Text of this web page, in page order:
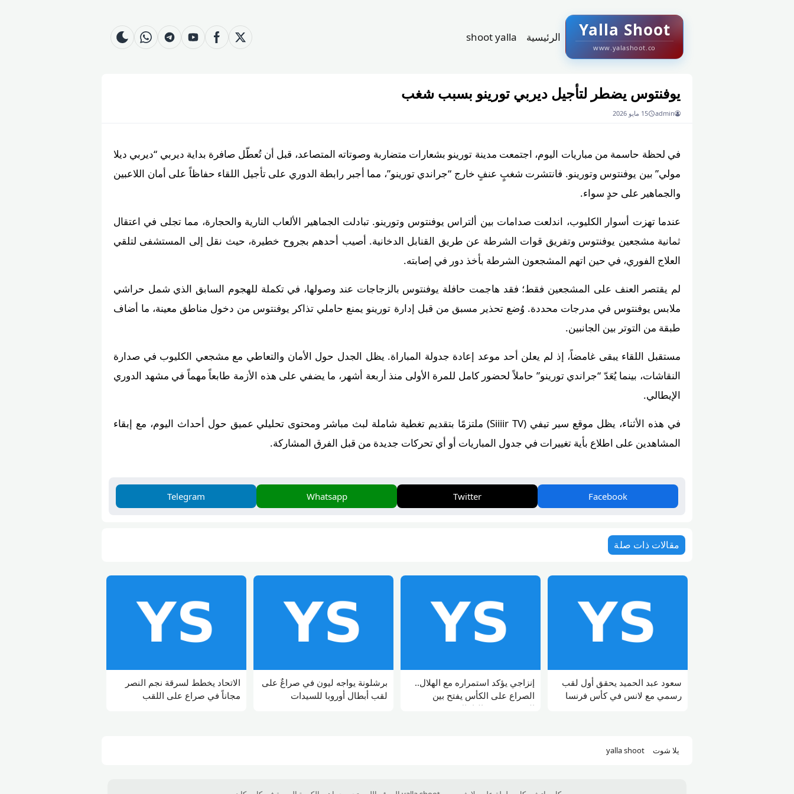
Yalla Shoot
www.yalashoot.co
الرئيسية shoot yalla
twitter
facebook
youtube
telegram
whatsapp
skin
يوفنتوس يضطر لتأجيل ديربي تورينو بسبب شغب
admin 15 مايو 2026
في لحظة حاسمة من مباريات اليوم، اجتمعت مدينة تورينو بشعارات متضاربة وصوتاته المتصاعد، قبل أن تُعطّل صافرة بداية ديربي “ديربي ديلا
مولي” بين يوفنتوس وتورينو. فانتشرت شغبٍ عنفٍ خارج “جراندي تورينو”، مما أجبر رابطة الدوري على تأجيل اللقاء حفاظاً على أمان اللاعبين
والجماهير على حدٍ سواء.
عندما تهزت أسوار الكليوب، اندلعت صدامات بين ألتراس يوفنتوس وتورينو. تبادلت الجماهير الألعاب النارية والحجارة، مما تجلى في اعتقال
ثمانية مشجعين يوفنتوس وتفريق قوات الشرطة عن طريق القنابل الدخانية. أصيب أحدهم بجروح خطيرة، حيث نقل إلى المستشفى لتلقي
العلاج الفوري، في حين اتهم المشجعون الشرطة بأخذ دور في إصابته.
لم يقتصر العنف على المشجعين فقط؛ فقد هاجمت حافلة يوفنتوس بالزجاجات عند وصولها، في تكملة للهجوم السابق الذي شمل حراشي
ملابس يوفنتوس في مدرجات محددة. وُضع تحذير مسبق من قبل إدارة تورينو يمنع حاملي تذاكر يوفنتوس من دخول مناطق معينة، ما أضاف
طبقة من التوتر بين الجانبين.
مستقبل اللقاء يبقى غامضاً، إذ لم يعلن أحد موعد إعادة جدولة المباراة. يظل الجدل حول الأمان والتعاطي مع مشجعي الكليوب في صدارة
النقاشات، بينما يُعَدّ “جراندي تورينو” حاملاً لحضور كامل للمرة الأولى منذ أربعة أشهر، ما يضفي على هذه الأزمة طابعاً مهماً في مشهد الدوري
الإيطالي.
في هذه الأثناء، يظل موقع سير تيفي (Siiiir TV) ملتزمًا بتقديم تغطية شاملة لبث مباشر ومحتوى تحليلي عميق حول أحداث اليوم، مع إبقاء
المشاهدين على اطلاع بأية تغييرات في جدول المباريات أو أي تحركات جديدة من قبل الفرق المشاركة.
Facebook
Twitter
Whatsapp
Telegram
مقالات ذات صلة
سعود عبد الحميد يحقق أول لقب
رسمي مع لانس في كأس فرنسا
إنزاجي يؤكد استمراره مع الهلال..
الصراع على الكأس يفتح بين
الفينيسيوس واليامال
برشلونة يواجه ليون في صراعٌ على
لقب أبطال أوروبا للسيدات
الاتحاد يخطط لسرقة نجم النصر
مجاناً في صراع على اللقب
يلا شوت yalla shoot